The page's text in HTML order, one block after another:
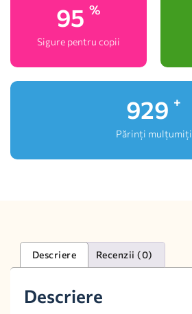
100 %
Sigure pentru copii
1,000
Părinți mulțumiți
Descriere Recenzii (0)
Descriere